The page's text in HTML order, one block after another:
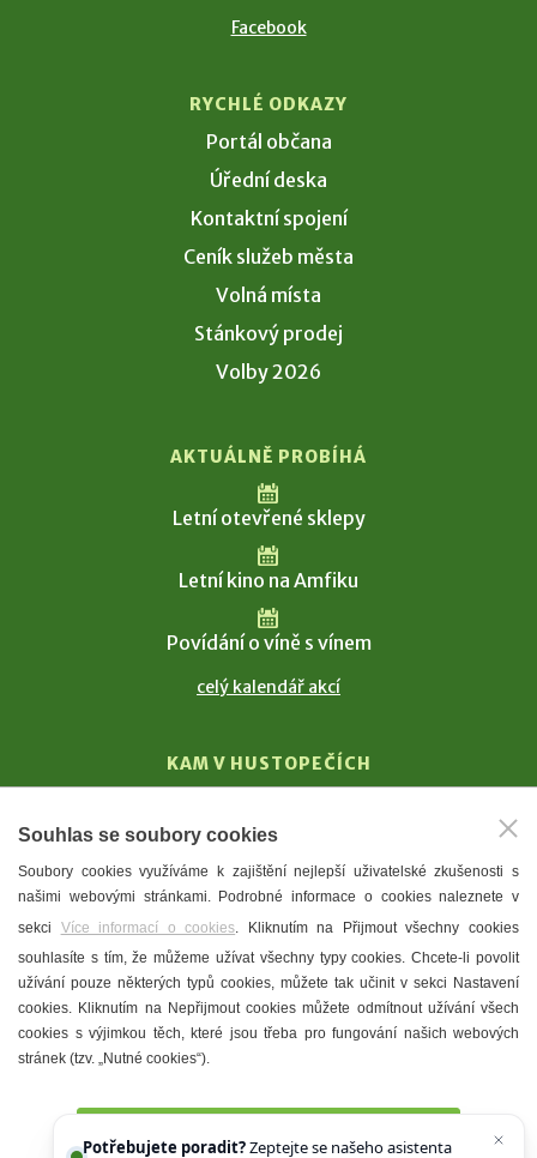
Facebook
RYCHLÉ ODKAZY
Portál občana
Úřední deska
Kontaktní spojení
Ceník služeb města
Volná místa
Stánkový prodej
Volby 2026
AKTUÁLNĚ PROBÍHÁ
Letní otevřené sklepy
Letní kino na Amfiku
Povídání o víně s vínem
celý kalendář akcí
KAM V HUSTOPEČÍCH
T. G. Masaryk
Mandloně
Ubytování
Restaurace
Městské muzeum a galerie
Denní meníčka
Souhlas se soubory cookies
Soubory cookies využíváme k zajištění nejlepší uživatelské zkušenosti s
našimi webovými stránkami. Podrobné informace o cookies naleznete v
sekci Více informací o cookies. Kliknutím na Přijmout všechny cookies
souhlasíte s tím, že můžeme užívat všechny typy cookies. Chcete-li povolit
užívání pouze některých typů cookies, můžete tak učinit v sekci Nastavení
cookies. Kliknutím na Nepřijmout cookies můžete odmítnout užívání všech
cookies s výjimkou těch, které jsou třeba pro fungování našich webových
stránek (tzv. „Nutné cookies“).
Potřebujete poradit?Zeptejte se našeho asistenta